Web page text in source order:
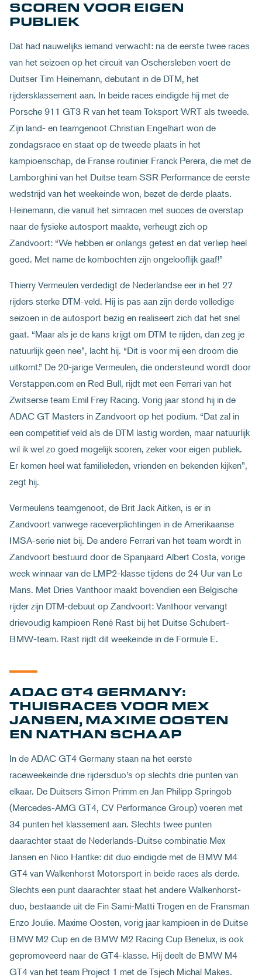
SCOREN VOOR EIGEN
PUBLIEK
Dat had nauwelijks iemand verwacht: na de eerste twee races
van het seizoen op het circuit van Oschersleben voert de
Duitser Tim Heinemann, debutant in de DTM, het
rijdersklassement aan. In beide races eindigde hij met de
Porsche 911 GT3 R van het team Toksport WRT als tweede.
Zijn land- en teamgenoot Christian Engelhart won de
zondagsrace en staat op de tweede plaats in het
kampioenschap, de Franse routinier Franck Perera, die met de
Lamborghini van het Duitse team SSR Performance de eerste
wedstrijd van het weekeinde won, bezet de derde plaats.
Heinemann, die vanuit het simracen met succes de overstap
naar de fysieke autosport maakte, verheugt zich op
Zandvoort: “We hebben er onlangs getest en dat verliep heel
goed. Met name de kombochten zijn ongelooflijk gaaf!”
Thierry Vermeulen verdedigt de Nederlandse eer in het 27
rijders sterke DTM-veld. Hij is pas aan zijn derde volledige
seizoen in de autosport bezig en realiseert zich dat het snel
gaat. “Maar als je de kans krijgt om DTM te rijden, dan zeg je
natuurlijk geen nee”, lacht hij. “Dit is voor mij een droom die
uitkomt.” De 20-jarige Vermeulen, die ondersteund wordt door
Verstappen.com en Red Bull, rijdt met een Ferrari van het
Zwitserse team Emil Frey Racing. Vorig jaar stond hij in de
ADAC GT Masters in Zandvoort op het podium. “Dat zal in
een competitief veld als de DTM lastig worden, maar natuurlijk
wil ik wel zo goed mogelijk scoren, zeker voor eigen publiek.
Er komen heel wat familieleden, vrienden en bekenden kijken”,
zegt hij.
Vermeulens teamgenoot, de Brit Jack Aitken, is er in
Zandvoort vanwege raceverplichtingen in de Amerikaanse
IMSA-serie niet bij. De andere Ferrari van het team wordt in
Zandvoort bestuurd door de Spanjaard Albert Costa, vorige
week winnaar van de LMP2-klasse tijdens de 24 Uur van Le
Mans. Met Dries Vanthoor maakt bovendien een Belgische
rijder zijn DTM-debuut op Zandvoort: Vanthoor vervangt
drievoudig kampioen René Rast bij het Duitse Schubert-
BMW-team. Rast rijdt dit weekeinde in de Formule E.
ADAC GT4 GERMANY:
THUISRACES VOOR MEX
JANSEN, MAXIME OOSTEN
EN NATHAN SCHAAP
In de ADAC GT4 Germany staan na het eerste
raceweekeinde drie rijdersduo’s op slechts drie punten van
elkaar. De Duitsers Simon Primm en Jan Philipp Springob
(Mercedes-AMG GT4, CV Performance Group) voeren met
34 punten het klassement aan. Slechts twee punten
daarachter staat de Nederlands-Duitse combinatie Mex
Jansen en Nico Hantke: dit duo eindigde met de BMW M4
GT4 van Walkenhorst Motorsport in beide races als derde.
Slechts een punt daarachter staat het andere Walkenhorst-
duo, bestaande uit de Fin Sami-Matti Trogen en de Fransman
Enzo Joulie. Maxime Oosten, vorig jaar kampioen in de Duitse
BMW M2 Cup en de BMW M2 Racing Cup Benelux, is ook
gepromoveerd naar de GT4-klasse. Hij deelt de BMW M4
GT4 van het team Project 1 met de Tsjech Michal Makes.